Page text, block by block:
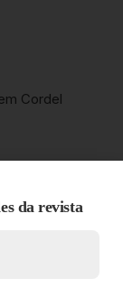
Cordel
da revista